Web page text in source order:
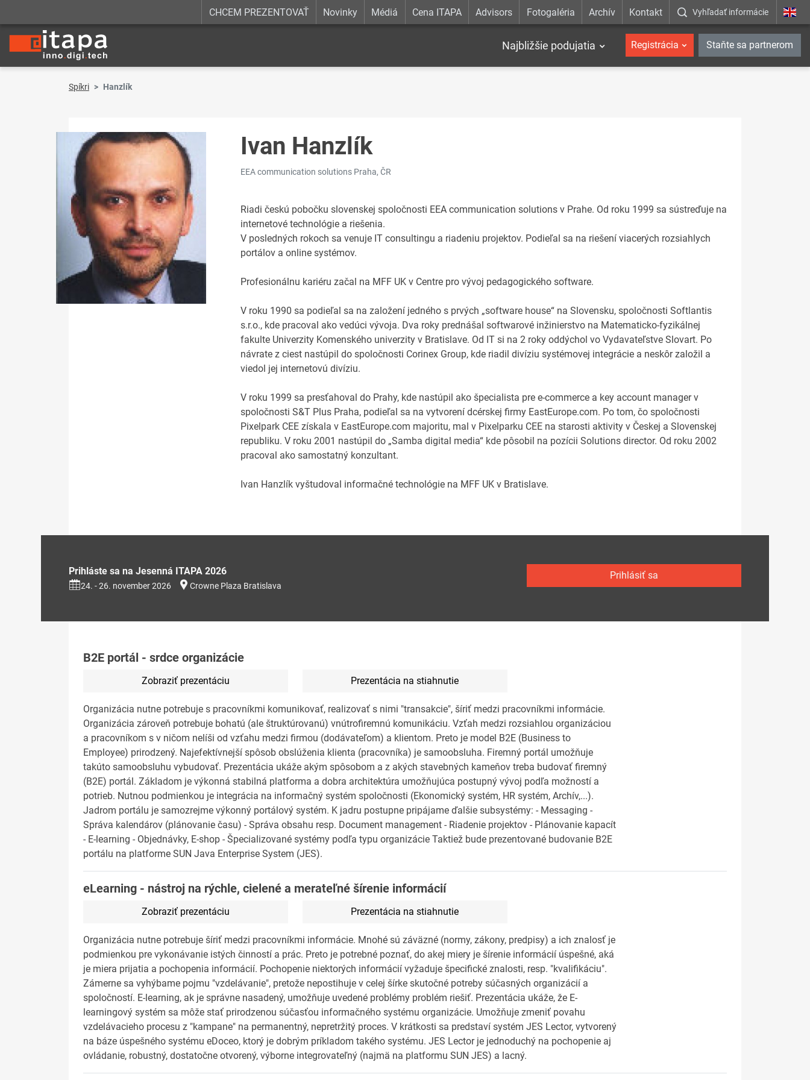
CHCEM PREZENTOVAŤ Novinky Médiá Cena ITAPA Advisors Fotogaléria Archív Kontakt Vyhľadať informácie
Najbližšie podujatia Registrácia Staňte sa partnerom
Spíkri Hanzlík
Ivan Hanzlík
EEA communication solutions Praha, ČR
Riadi českú pobočku slovenskej spoločnosti EEA communication solutions v Prahe. Od roku 1999 sa sústreďuje na
internetové technológie a riešenia.
V posledných rokoch sa venuje IT consultingu a riadeniu projektov. Podieľal sa na riešení viacerých rozsiahlych
portálov a online systémov.
Profesionálnu kariéru začal na MFF UK v Centre pro vývoj pedagogického software.
V roku 1990 sa podieľal sa na založení jedného s prvých „software house“ na Slovensku, spoločnosti Softlantis
s.r.o., kde pracoval ako vedúci vývoja. Dva roky prednášal softwarové inžinierstvo na Matematicko-fyzikálnej
fakulte Univerzity Komenského univerzity v Bratislave. Od IT si na 2 roky oddýchol vo Vydavateľstve Slovart. Po
návrate z ciest nastúpil do spoločnosti Corinex Group, kde riadil divíziu systémovej integrácie a neskôr založil a
viedol jej internetovú divíziu.
V roku 1999 sa presťahoval do Prahy, kde nastúpil ako špecialista pre e-commerce a key account manager v
spoločnosti S&T Plus Praha, podieľal sa na vytvorení dcérskej firmy EastEurope.com. Po tom, čo spoločnosti
Pixelpark CEE získala v EastEurope.com majoritu, mal v Pixelparku CEE na starosti aktivity v Českej a Slovenskej
republiku. V roku 2001 nastúpil do „Samba digital media“ kde pôsobil na pozícii Solutions director. Od roku 2002
pracoval ako samostatný konzultant.
Ivan Hanzlík vyštudoval informačné technológie na MFF UK v Bratislave.
Prihláste sa na Jesenná ITAPA 2026
24. - 26. november 2026 Crowne Plaza Bratislava
Prihlásiť sa
B2E portál - srdce organizácie
Zobraziť prezentáciu Prezentácia na stiahnutie
Organizácia nutne potrebuje s pracovníkmi komunikovať, realizovať s nimi "transakcie", šíriť medzi pracovníkmi informácie.
Organizácia zároveň potrebuje bohatú (ale štruktúrovanú) vnútrofiremnú komunikáciu. Vzťah medzi rozsiahlou organizáciou
a pracovníkom s v ničom nelíši od vzťahu medzi firmou (dodávateľom) a klientom. Preto je model B2E (Business to
Employee) prirodzený. Najefektívnejší spôsob obslúženia klienta (pracovníka) je samoobsluha. Firemný portál umožňuje
takúto samoobsluhu vybudovať. Prezentácia ukáže akým spôsobom a z akých stavebných kameňov treba budovať firemný
(B2E) portál. Základom je výkonná stabilná platforma a dobra architektúra umožňujúca postupný vývoj podľa možností a
potrieb. Nutnou podmienkou je integrácia na informačný systém spoločnosti (Ekonomický systém, HR systém, Archív,...).
Jadrom portálu je samozrejme výkonný portálový systém. K jadru postupne pripájame ďalšie subsystémy: - Messaging -
Správa kalendárov (plánovanie času) - Správa obsahu resp. Document management - Riadenie projektov - Plánovanie kapacít
- E-learning - Objednávky, E-shop - Špecializované systémy podľa typu organizácie Taktiež bude prezentované budovanie B2E
portálu na platforme SUN Java Enterprise System (JES).
eLearning - nástroj na rýchle, cielené a merateľné šírenie informácií
Zobraziť prezentáciu Prezentácia na stiahnutie
Organizácia nutne potrebuje šíriť medzi pracovníkmi informácie. Mnohé sú záväzné (normy, zákony, predpisy) a ich znalosť je
podmienkou pre vykonávanie istých činností a prác. Preto je potrebné poznať, do akej miery je šírenie informácií úspešné, aká
je miera prijatia a pochopenia informácií. Pochopenie niektorých informácií vyžaduje špecifické znalosti, resp. "kvalifikáciu".
Zámerne sa vyhýbame pojmu "vzdelávanie", pretože nepostihuje v celej šírke skutočné potreby súčasných organizácií a
spoločností. E-learning, ak je správne nasadený, umožňuje uvedené problémy problém riešiť. Prezentácia ukáže, že E-
learningový systém sa môže stať prirodzenou súčasťou informačného systému organizácie. Umožňuje zmeniť povahu
vzdelávacieho procesu z "kampane" na permanentný, nepretržitý proces. V krátkosti sa predstaví systém JES Lector, vytvorený
na báze úspešného systému eDoceo, ktorý je dobrým príkladom takého systému. JES Lector je jednoduchý na pochopenie aj
ovládanie, robustný, dostatočne otvorený, výborne integrovateľný (najmä na platformu SUN JES) a lacný.